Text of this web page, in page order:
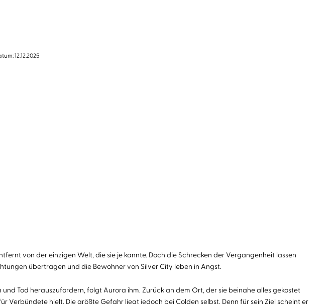
12.12.2025
von der einzigen Welt, die sie je kannte. Doch die Schrecken der Vergangenheit lassen
übertragen und die Bewohner von Silver City leben in Angst.
Tod herauszufordern, folgt Aurora ihm. Zurück an dem Ort, der sie beinahe alles gekostet
Verbündete hielt. Die größte Gefahr liegt jedoch bei Colden selbst. Denn für sein Ziel scheint er